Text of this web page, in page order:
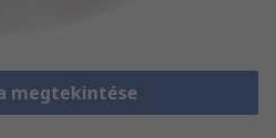
megtekintése